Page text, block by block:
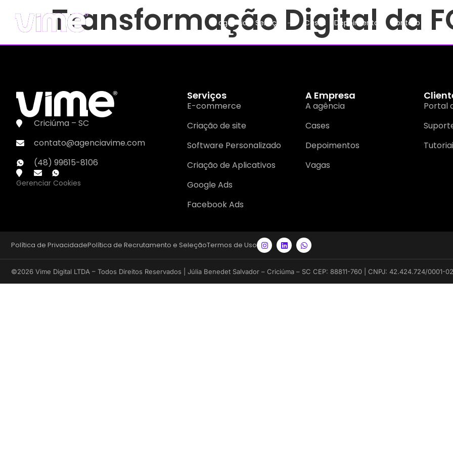
A agência Serviços Cases Depoimentos Contato
Transformação Digital da
Criciúma – SC
contato@agenciavime.com
(48) 99615-8106
Gerenciar Cookies
Serviços
E-commerce
Criação de site
Software Personalizado
Criação de Aplicativos
Google Ads
Facebook Ads
A Empresa
A agência
Cases
Depoimentos
Vagas
Portal
Política de PrivacidadePolítica de Recrutamento e SeleçãoTermos de Uso
©2026 Vime Digital LTDA – Todos Direitos Reservados | Júlia Benedet Salvador – Criciúma – SC CEP: 88811-760 | CNPJ: 42.424.724/0001-02